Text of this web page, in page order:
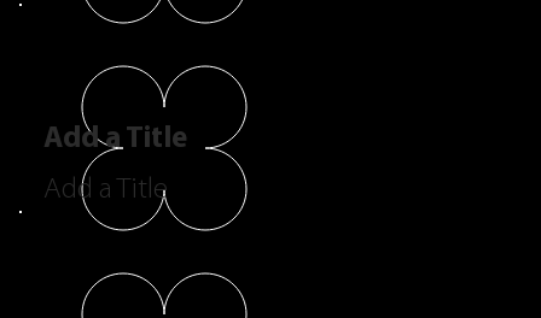
Add a Title
Add a Title